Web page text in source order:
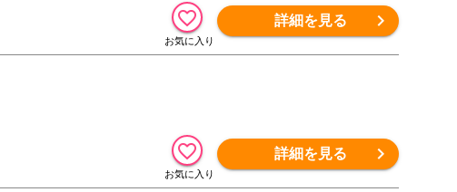
詳細を見る
詳細を見る